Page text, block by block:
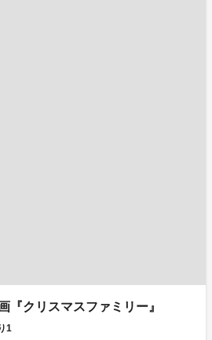
クリスマスファミリー』
1